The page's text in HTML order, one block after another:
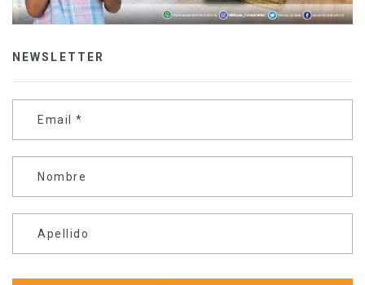
NEWSLETTER
Email *
Nombre
Apellido